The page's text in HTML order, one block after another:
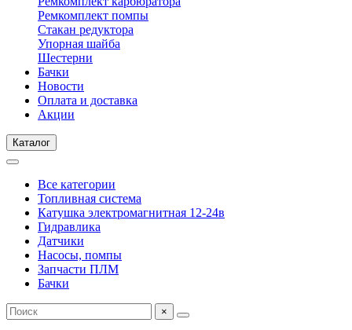
Ремкомплект помпы
Стакан редуктора
Упорная шайба
Шестерни
Бачки
Новости
Оплата и доставка
Акции
Каталог
Все категории
Топливная система
Катушка электромагнитная 12-24в
Гидравлика
Датчики
Насосы, помпы
Запчасти ПЛМ
Бачки
×